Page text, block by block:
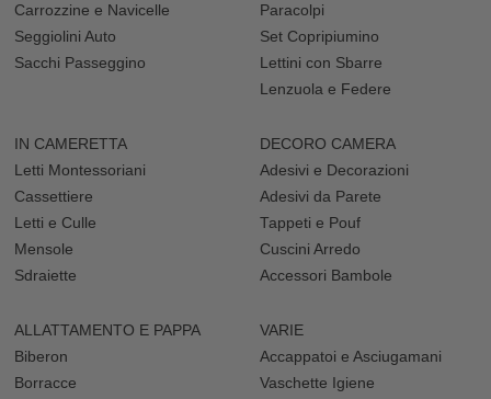
Carrozzine e Navicelle
Seggiolini Auto
Sacchi Passeggino
Paracolpi
Set Copripiumino
Lettini con Sbarre
Lenzuola e Federe
IN CAMERETTA
Letti Montessoriani
Cassettiere
Letti e Culle
Mensole
Sdraiette
DECORO CAMERA
Adesivi e Decorazioni
Adesivi da Parete
Tappeti e Pouf
Cuscini Arredo
Accessori Bambole
ALLATTAMENTO E PAPPA
Biberon
Borracce
VARIE
Accappatoi e Asciugamani
Vaschette Igiene